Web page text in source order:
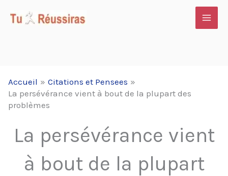
Accueil
Citations et Pensees
La persévérance vient à bout de la plupart des
problèmes
La persévérance vient
à bout de la plupart